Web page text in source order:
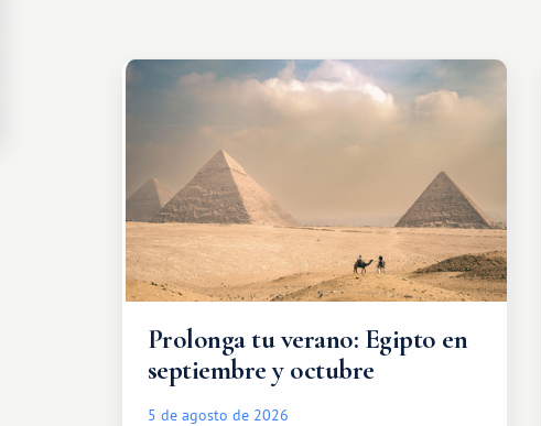
Prolonga tu verano: Egipto en
septiembre y octubre
5 de agosto de 2026